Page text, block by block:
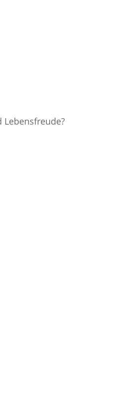
Lebensfreude?